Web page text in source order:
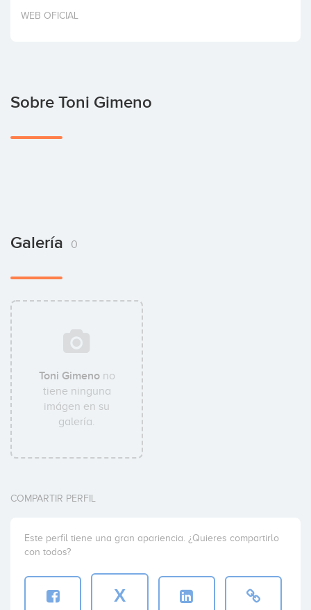
Invertir
WEB OFICIAL
Sobre Toni Gimeno
Galería 0
Toni Gimenono
tiene ninguna
imágen en su
galería.
COMPARTIR PERFIL
Este perfil tiene una gran apariencia. ¿Quieres compartirlo
con todos?
X